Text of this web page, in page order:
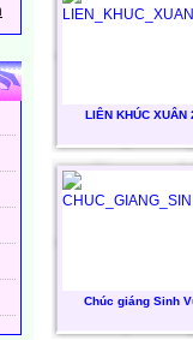
LIÊN KHÚC XUÂN
Chúc giáng Sinh